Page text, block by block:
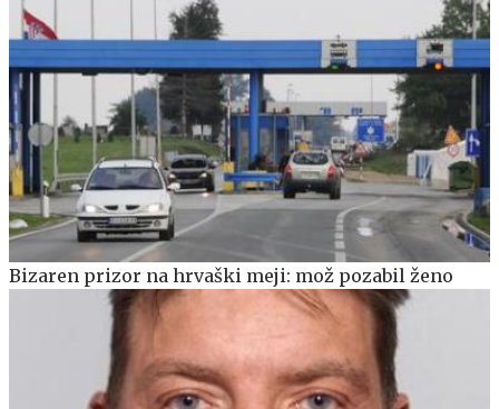
Bizaren prizor na hrvaški meji: mož pozabil ženo